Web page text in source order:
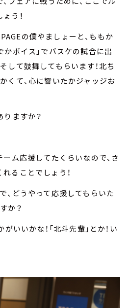
う！
の僕やましょーと、ももか
かボイス」でバスケの試合に出
して鼓舞してもらいます！北ち
くて、心に響いたかジャッジお
りますか？
ーム応援してたくらいなので、さ
ることでしょう！
、どうやって応援してもらいた
か？
がいいかな！「北斗先輩」とか！い